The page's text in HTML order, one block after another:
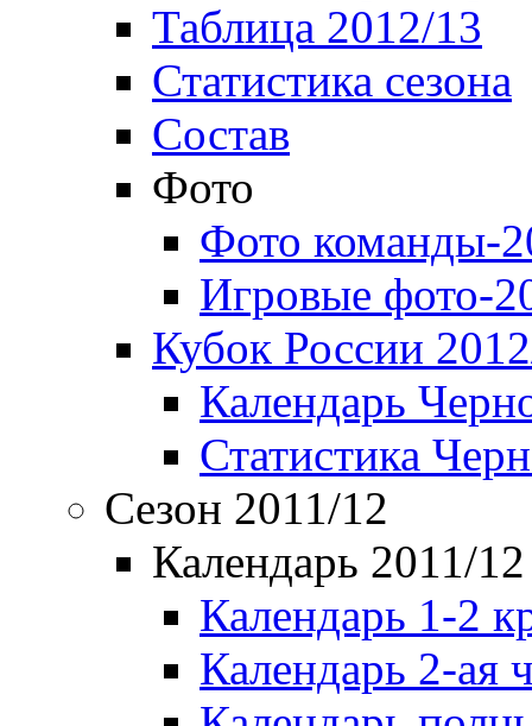
Таблица 2012/13
Статистика сезона
Состав
Фото
Фото команды-
Игровые фото-
Кубок России
Календарь
Статистика
Сезон 2011/12
Календарь 2011/12
Календарь 1-2
Календарь 2-ая